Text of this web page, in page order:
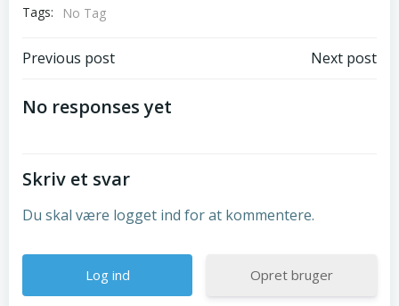
Tags:
No Tag
Post
navigation
Previous post Next post
No responses yet
Skriv et svar
Du skal være logget ind for at kommentere.
Opret bruger